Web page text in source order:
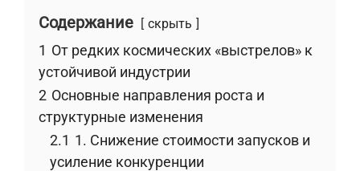
Содержание скрыть
1 От редких космических «выстрелов» к
устойчивой индустрии
2 Основные направления роста и
структурные изменения
2.1 1. Снижение стоимости запусков и
усиление конкуренции